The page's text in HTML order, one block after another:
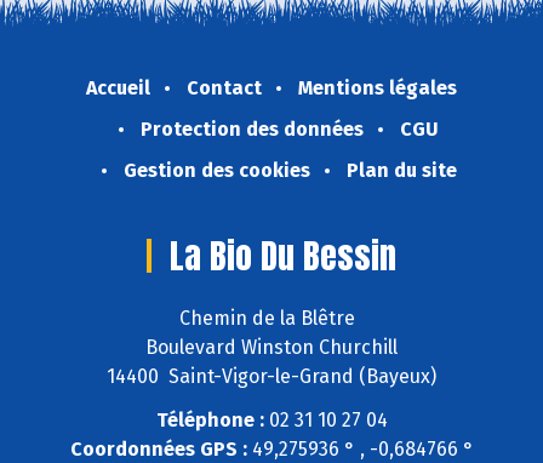
Accueil Contact
Mentions légales
Protection des données
CGU
Gestion des cookies
Plan du site
La Bio Du Bessin
Chemin de la Blêtre
Boulevard Winston Churchill
14400 Saint-Vigor-le-Grand (Bayeux)
Téléphone :02 31 10 27 04
Coordonnées GPS :49,275936 ° , -0,684766 °